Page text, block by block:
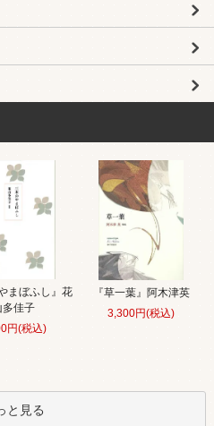
まぼふし』花
多佳子
円(税込)
『草一葉』阿木津英
3,300円(税込)
と見る